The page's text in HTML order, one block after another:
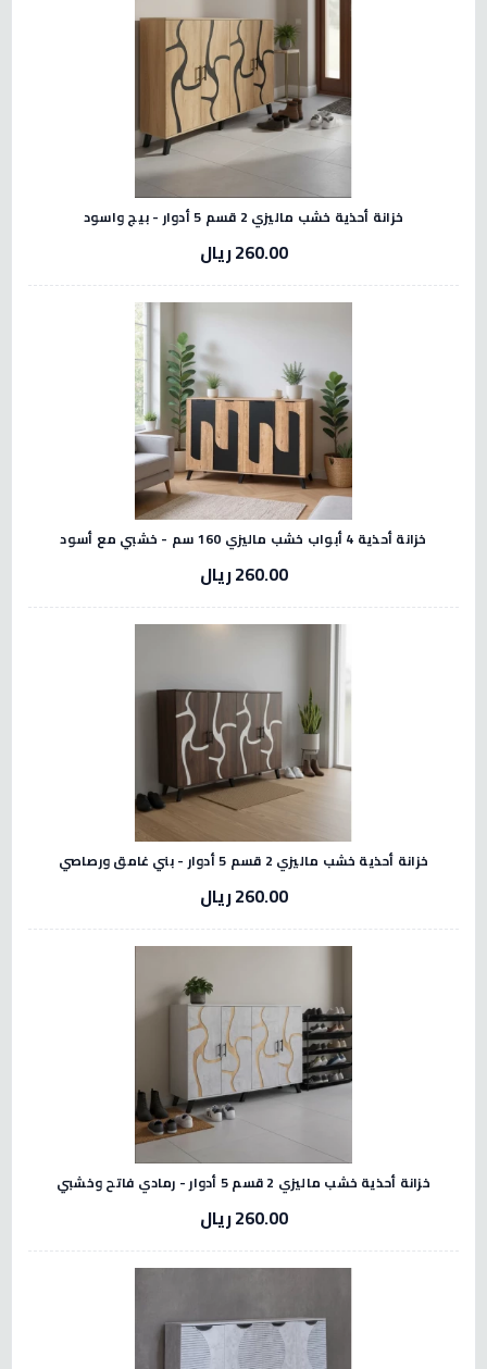
خزانة أحذية خشب ماليزي 2 قسم 5 أدوار - بيج واسود
260.00 ريال
خزانة أحذية 4 أبواب خشب ماليزي 160 سم - خشبي مع أسود
260.00 ريال
خزانة أحذية خشب ماليزي 2 قسم 5 أدوار - بني غامق ورصاصي
260.00 ريال
خزانة أحذية خشب ماليزي 2 قسم 5 أدوار - رمادي فاتح وخشبي
260.00 ريال